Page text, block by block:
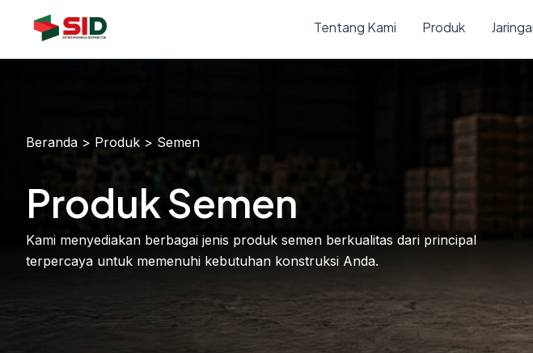
Tentang Kami Produk
Beranda > Produk > Semen
Produk Semen
Kami menyediakan berbagai jenis produk semen berkualitas dari principal
terpercaya untuk memenuhi kebutuhan konstruksi Anda.